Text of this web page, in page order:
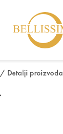
/ Detalji proizvoda